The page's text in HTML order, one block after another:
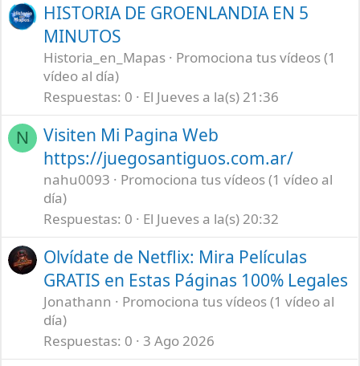
HISTORIA DE GROENLANDIA EN 5
MINUTOS
Historia_en_Mapas
Promociona tus vídeos (1
vídeo al día)
Respuestas 0 El Jueves a la(s) 21:36
N
Visiten Mi Pagina Web
https://juegosantiguos.com.ar/
nahu0093
Promociona tus vídeos (1 vídeo al
día)
Respuestas 0 El Jueves a la(s) 20:32
Olvídate de Netflix: Mira Películas
GRATIS en Estas Páginas 100% Legales
Jonathann
Promociona tus vídeos (1 vídeo al
día)
Respuestas 0 3 Ago 2026